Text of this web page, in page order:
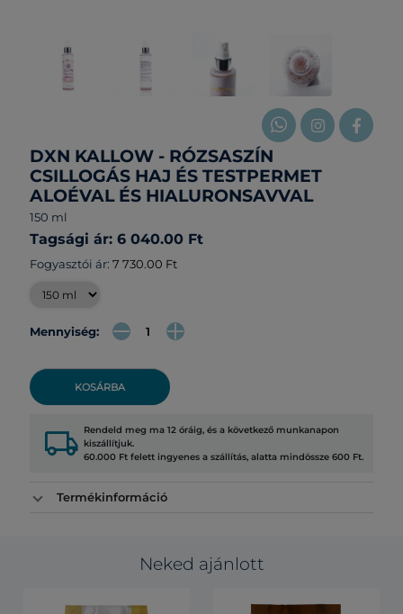
DXN KALLOW - RÓZSASZÍN
CSILLOGÁS HAJ ÉS TESTPERMET
ALOÉVAL ÉS HIALURONSAVVAL
150 ml
Tagsági ár: 6 040.00 Ft
Fogyasztói ár: 7 730.00 Ft
Mennyiség:
KOSÁRBA
local_shipping Rendeld meg ma 12 óráig, és a következő munkanapon
kiszállítjuk.
60.000 Ft felett ingyenes a szállítás, alatta mindössze 600 Ft.
Termékinformáció
Neked ajánlott